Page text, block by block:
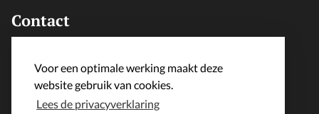
Voor een optimale werking maakt deze
website gebruik van cookies.
Lees de privacyverklaring
Contact
LijfLoket
info@lijfloket.nl